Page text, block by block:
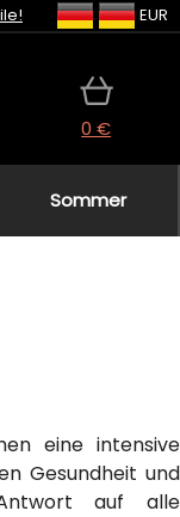
EUR
0 €
Sommer
eine intensive
Gesundheit und
auf alle